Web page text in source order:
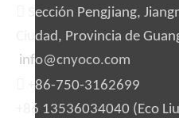
Sección Pengjiang,
Ciudad, Provincia de
info@cnyoco.com
+86-750-3162699
+86 13536034040 (Eco